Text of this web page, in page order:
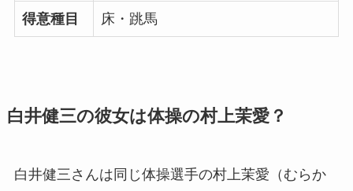
得意種目 床・跳馬
白井健三の彼女は体操の村上茉愛？
白井健三さんは同じ体操選手の村上茉愛（むらか